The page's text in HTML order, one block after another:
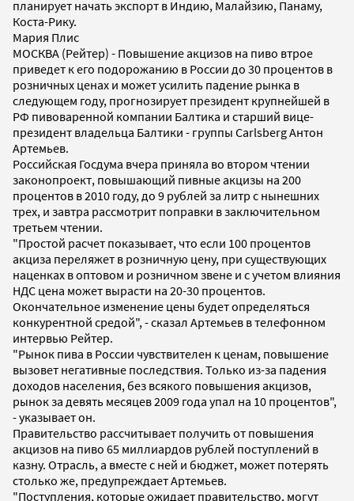
планирует начать экспорт в Индию, Малайзию, Панаму,
Коста-Рику.
Мария Плис
МОСКВА (Рейтер) - Повышение акцизов на пиво втрое
приведет к его подорожанию в России до 30 процентов в
розничных ценах и может усилить падение рынка в
следующем году, прогнозирует президент крупнейшей в
РФ пивоваренной компании Балтика и старший вице-
президент владельца Балтики - группы Carlsberg Антон
Артемьев.
Российская Госдума вчера приняла во втором чтении
законопроект, повышающий пивные акцизы на 200
процентов в 2010 году, до 9 рублей за литр с нынешних
трех, и завтра рассмотрит поправки в заключительном
третьем чтении.
"Простой расчет показывает, что если 100 процентов
акциза переляжет в розничную цену, при существующих
наценках в оптовом и розничном звене и с учетом влияния
НДС цена может вырасти на 20-30 процентов.
Окончательное изменение цены будет определяться
конкурентной средой", - сказал Артемьев в телефонном
интервью Рейтер.
"Рынок пива в России чувствителен к ценам, повышение
вызовет негативные последствия. Только из-за падения
доходов населения, без всякого повышения акцизов,
рынок за девять месяцев 2009 года упал на 10 процентов",
- указывает он.
Правительство рассчитывает получить от повышения
акцизов на пиво 65 миллиардов рублей поступлений в
казну. Отрасль, а вместе с ней и бюджет, может потерять
столько же, предупреждает Артемьев.
"Поступления, которые ожидает правительство, могут